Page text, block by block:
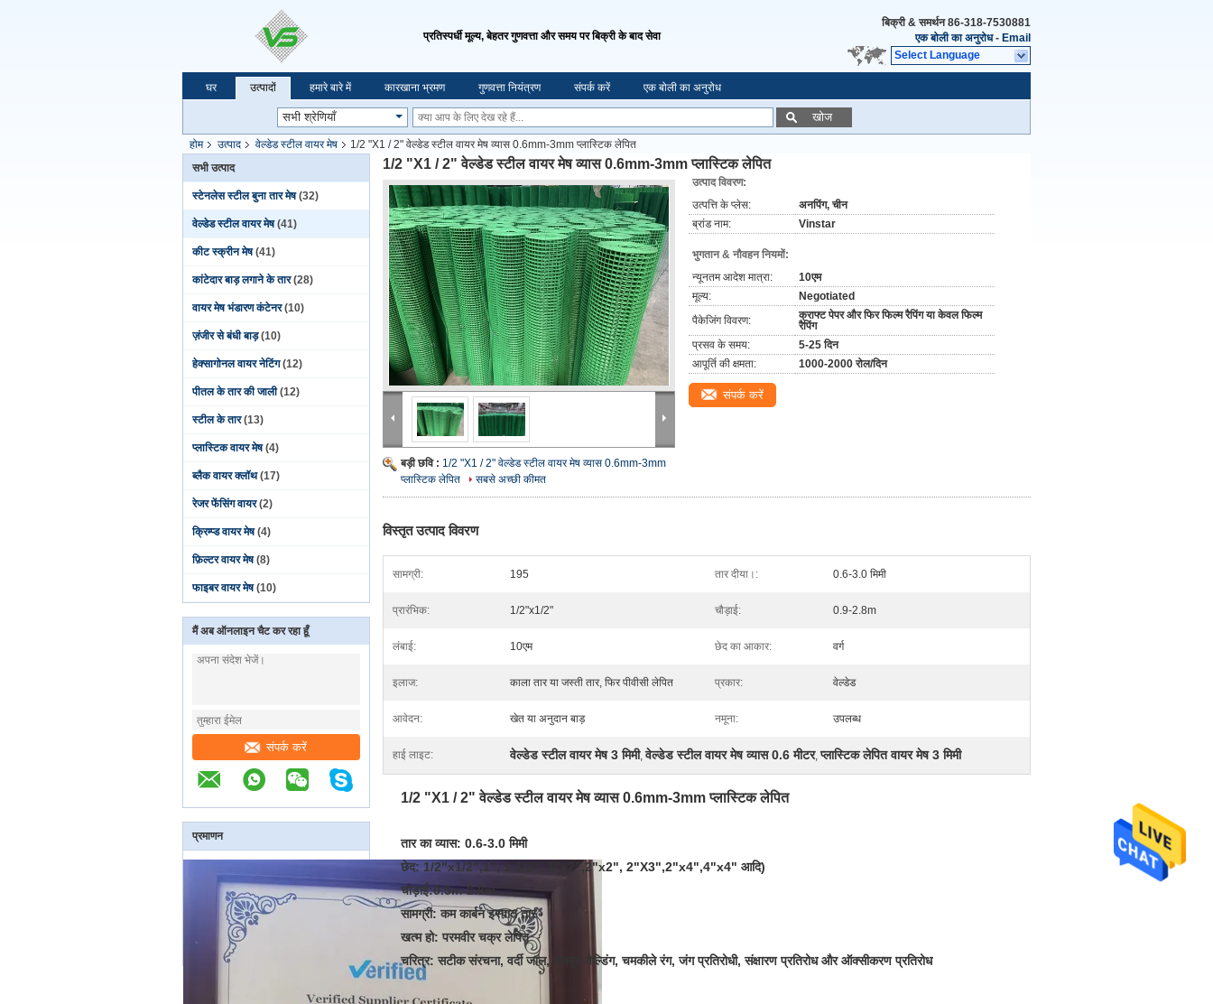
प्रतिस्पर्धी मूल्य, बेहतर गुणवत्ता और समय पर बिक्री के बाद सेवा
बिक्री & समर्थन86-318-7530881
एक बोली का अनुरोध- Email
Select Language
घर उत्पादों हमारे बारे में कारखाना भ्रमण गुणवत्ता नियंत्रण संपर्क करें एक बोली का अनुरोध
खोज
होम उत्पाद वेल्डेड स्टील वायर मेष
1/2 "X1 / 2" वेल्डेड स्टील वायर मेष व्यास 0.6mm-3mm प्लास्टिक लेपित
सभी उत्पाद
स्टेनलेस स्टील बुना तार मेष (32)
वेल्डेड स्टील वायर मेष (41)
कीट स्क्रीन मेष (41)
कांटेदार बाड़ लगाने के तार (28)
वायर मेष भंडारण कंटेनर (10)
ज़ंजीर से बंधी बाड़ (10)
हेक्सागोनल वायर नेटिंग (12)
पीतल के तार की जाली (12)
स्टील के तार (13)
प्लास्टिक वायर मेष (4)
ब्लैक वायर क्लॉथ (17)
रेजर फेंसिंग वायर (2)
क्रिम्प्ड वायर मेष (4)
फ़िल्टर वायर मेष (8)
फाइबर वायर मेष (10)
मैं अब ऑनलाइन चैट कर रहा हूँ
संपर्क करें
प्रमाणन
1/2 "X1 / 2" वेल्डेड स्टील वायर मेष व्यास 0.6mm-3mm प्लास्टिक लेपित
बड़ी छवि : 1/2 "X1 / 2" वेल्डेड स्टील वायर मेष व्यास 0.6mm-3mm
प्लास्टिक लेपित
सबसे अच्छी कीमत
उत्पाद विवरण:
उत्पत्ति के प्लेस:
अनपिंग, चीन
ब्रांड नाम:
Vinstar
भुगतान & नौवहन नियमों:
न्यूनतम आदेश मात्रा:
10एम
मूल्य:
Negotiated
पैकेजिंग विवरण:
क्राफ्ट पेपर और फिर फिल्म रैपिंग या केवल फिल्म
रैपिंग
प्रसव के समय:
5-25 दिन
आपूर्ति की क्षमता:
1000-2000 रोल/दिन
संपर्क करें
विस्तृत उत्पाद विवरण
सामग्री: 195 तार दीया।: 0.6-3.0 मिमी
प्रारंभिक: 1/2"x1/2" चौड़ाई: 0.9-2.8m
लंबाई: 10एम छेद का आकार: वर्ग
इलाज: काला तार या जस्ती तार, फिर पीवीसी लेपित प्रकार: वेल्डेड
आवेदन: खेत या अनुदान बाड़ नमूना: उपलब्ध
हाई लाइट: वेल्डेड स्टील वायर मेष 3 मिमी,वेल्डेड स्टील वायर मेष व्यास 0.6 मीटर,प्लास्टिक लेपित वायर मेष 3 मिमी
1/2 "X1 / 2" वेल्डेड स्टील वायर मेष व्यास 0.6mm-3mm प्लास्टिक लेपित
तार का व्यास: 0.6-3.0 मिमी
छेद: 1/2"x1/2",1", 1-1/2", 1"x2",2"x2", 2"X3",2"x4",4"x4" आदि)
चौड़ाई:0.5m-2.8m
सामग्री: कम कार्बन इस्पात तार
खत्म हो: परमवीर चक्र लेपित
चरित्र: सटीक संरचना, वर्दी जाल, मजबूत वेल्डिंग, चमकीले रंग, जंग प्रतिरोधी, संक्षारण प्रतिरोध और ऑक्सीकरण प्रतिरोध